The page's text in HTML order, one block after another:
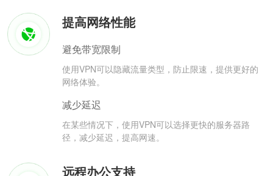
提高网络性能
避免带宽限制
使用VPN可以隐藏流量类型，防止限速，提供更好的
网络体验。
减少延迟
在某些情况下，使用VPN可以选择更快的服务器路
径，减少延迟，提高网速。
远程办公支持